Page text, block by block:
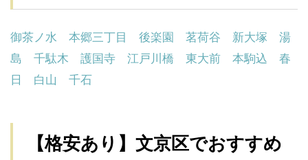
御茶ノ水 本郷三丁目 後楽園 茗荷谷 新大塚
湯
島
千駄木 護国寺 江戸川橋 東大前 本駒込
春
日
白山 千石
【格安あり】文京区でおすすめ